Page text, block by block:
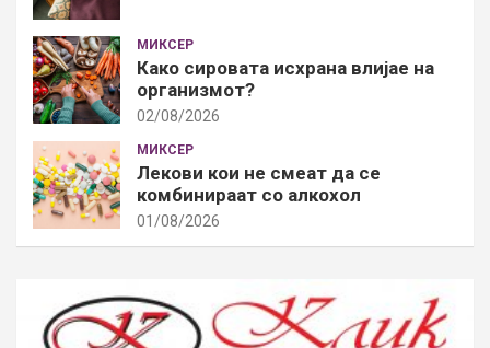
МИКСЕР
Како сировата исхрана влијае на
организмот?
02/08/2026
МИКСЕР
Лекови кои не смеат да се
комбинираат со алкохол
01/08/2026